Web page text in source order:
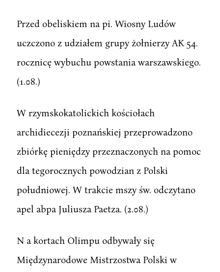
Przed obeliskiem na pi. Wiosny Ludów
uczczono z udziałem grupy żołnierzy AK 54.
rocznicę wybuchu powstania warszawskiego.
(1.08.)
W rzymskokatolickich kościołach
archidiecezji poznańskiej przeprowadzono
zbiórkę pieniędzy przeznaczonych na pomoc
dla tegorocznych powodzian z Polski
południowej. W trakcie mszy św. odczytano
apel abpa Juliusza Paetza. (2.08.)
N a kortach Olimpu odbywały się
Międzynarodowe Mistrzostwa Polski w